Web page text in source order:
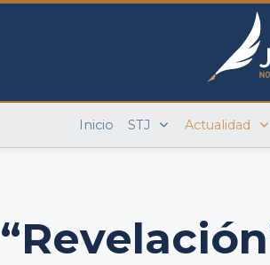
Inicio STJ Actualidad